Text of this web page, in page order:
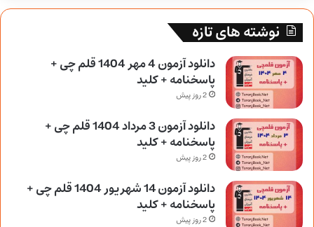
نوشته های تازه
دانلود آزمون 4 مهر 1404 قلم چی +
پاسخنامه + کلید
2 روز پیش
دانلود آزمون 3 مرداد 1404 قلم چی +
پاسخنامه + کلید
2 روز پیش
دانلود آزمون 14 شهریور 1404 قلم چی +
پاسخنامه + کلید
2 روز پیش